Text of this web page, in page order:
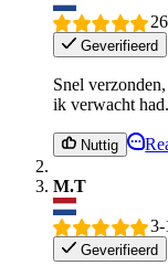
Geverifieerd
Snel
ik verwacht
Nuttig
M.T
3-
Geverifieerd